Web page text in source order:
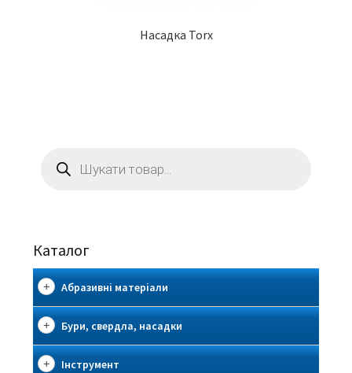
Насадка Torx
товарів
Каталог
Абразивні матеріали
Бури, свердла, насадки
Інструмент